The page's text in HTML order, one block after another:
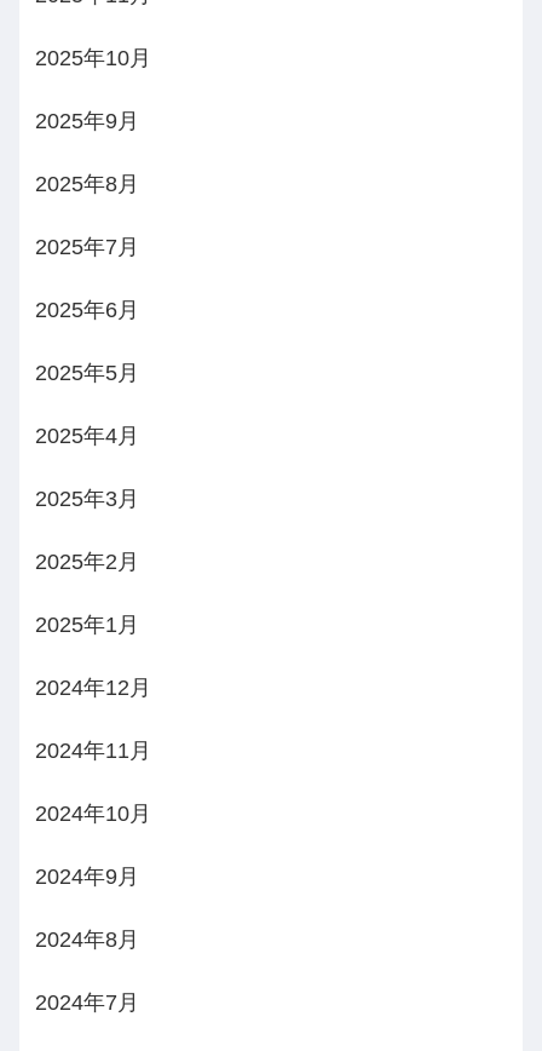
2025年10月
2025年9月
2025年8月
2025年7月
2025年6月
2025年5月
2025年4月
2025年3月
2025年2月
2025年1月
2024年12月
2024年11月
2024年10月
2024年9月
2024年8月
2024年7月